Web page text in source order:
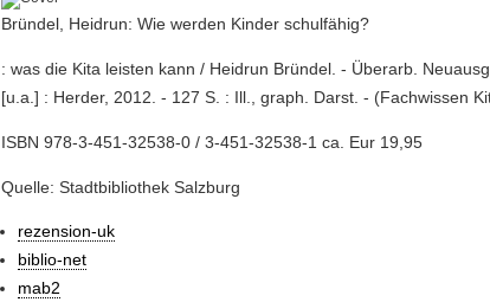
Bründel, Heidrun: Wie werden Kinder schulfähig?
: was die Kita leisten kann / Heidrun Bründel. - Überarb.
[u.a.] : Herder, 2012. - 127 S. : Ill., graph. Darst. - (Fachwissen
ISBN 978-3-451-32538-0 / 3-451-32538-1 ca. Eur 19,95
Quelle: Stadtbibliothek Salzburg
rezension-uk
biblio-net
mab2